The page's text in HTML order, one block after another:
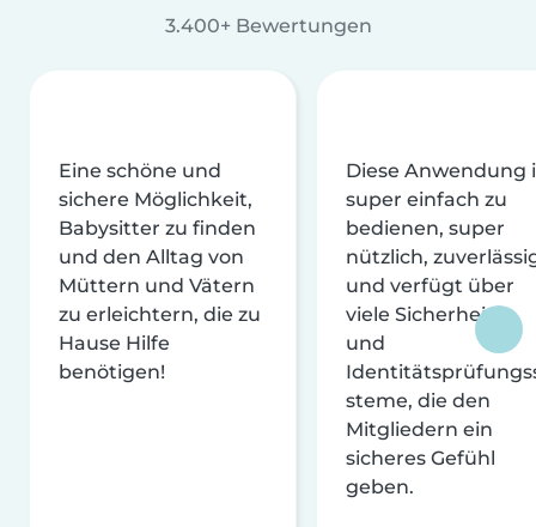
3.400+ Bewertungen
Eine schöne und
sichere Möglichkeit,
Babysitter zu finden
und den Alltag von
Müttern und Vätern
zu erleichtern, die zu
Hause Hilfe
benötigen!
Diese Anwendung
super einfach zu
bedienen, super
nützlich,
und verfügt über
viele Sicherheits-
und
steme, die den
Mitgliedern ein
sicheres Gefühl
geben.